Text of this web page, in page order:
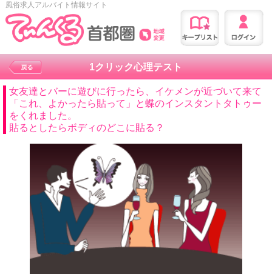
風俗求人アルバイト情報サイト
1クリック心理テスト
女友達とバーに遊びに行ったら、イケメンが近づいて来て
「これ、よかったら貼って」と蝶のインスタントタトゥー
をくれました。
貼るとしたらボディのどこに貼る？